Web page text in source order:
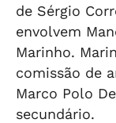
de Sérgio
envolvem
Marinho.
comissão de
Marco Polo
secundário.